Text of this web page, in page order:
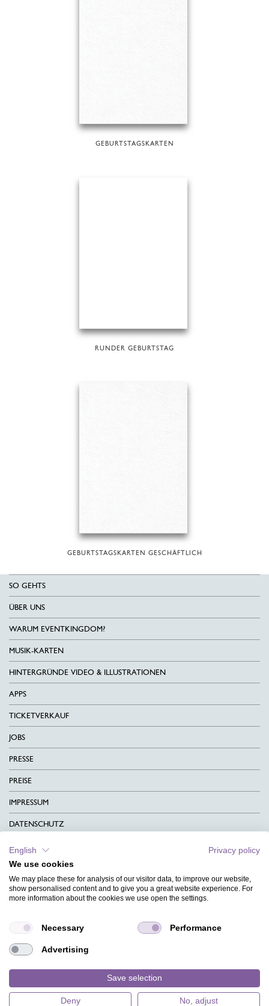
GEBURTSTAGSKARTEN
RUNDER GEBURTSTAG
GEBURTSTAGSKARTEN GESCHÄFTLICH
SO GEHTS
ÜBER UNS
WARUM EVENTKINGDOM?
MUSIK-KARTEN
HINTERGRÜNDE VIDEO & ILLUSTRATIONEN
APPS
TICKETVERKAUF
JOBS
PRESSE
PREISE
IMPRESSUM
DATENSCHUTZ
KONTAKT
AGB
CHARITY
MAGAZIN
HILFE
English
Privacy policy
We use cookies
We may place these for analysis of our visitor data, to improve our website,
show personalised content and to give you a great website experience. For
more information about the cookies we use open the settings.
Necessary Performance
Advertising
Save selection
Deny No, adjust